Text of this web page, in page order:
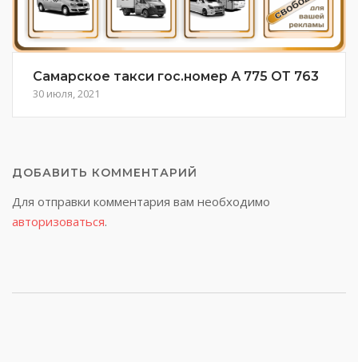
Самарское такси гос.номер А 775 ОТ 763
30 июля, 2021
ДОБАВИТЬ КОММЕНТАРИЙ
Для отправки комментария вам необходимо
авторизоваться.